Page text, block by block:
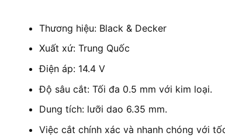
Thương hiệu: Black & Decker
Xuất xứ: Trung Quốc
Điện áp: 14.4 V
Độ sâu cắt: Tối đa 0.5 mm với kim loại.
Dung tích: lưỡi dao 6.35 mm.
Việc cắt chính xác và nhanh chóng với